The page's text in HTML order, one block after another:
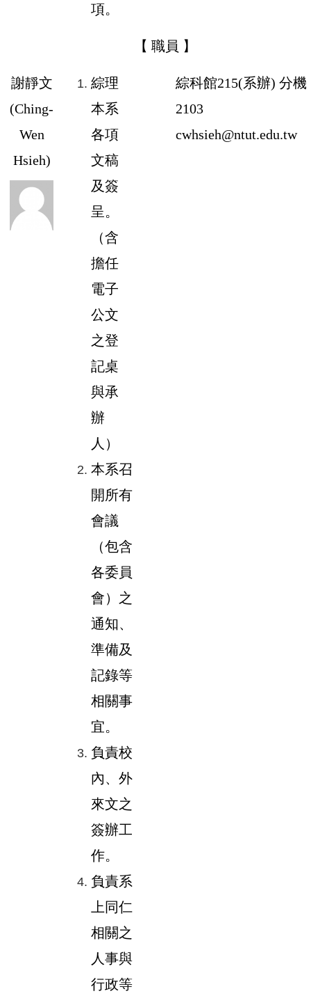
項。
【 職員 】
謝靜文
(Ching-
Wen
Hsieh)
綜理
本系
各項
文稿
及簽
呈。
（含
擔任
電子
公文
之登
記桌
與承
辦
人）
本系召
開所有
會議
（包含
各委員
會）之
通知、
準備及
記錄等
相關事
宜。
負責校
內、外
來文之
簽辦工
作。
負責系
上同仁
相關之
人事與
行政等
綜科館215(系辦) 分機
2103
cwhsieh@ntut.edu.tw